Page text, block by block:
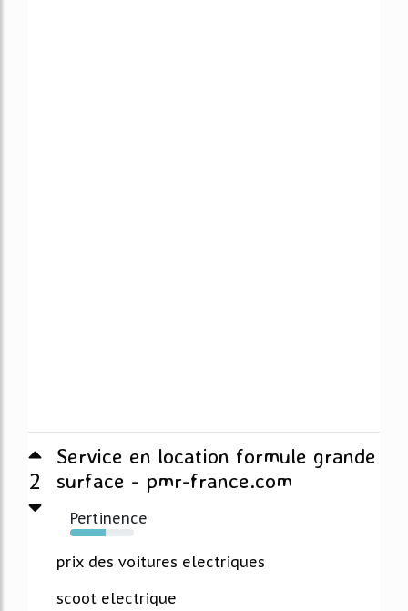
2
Service en location formule grande
surface - pmr-france.com
Pertinence
56%
prix des voitures electriques
scoot electrique